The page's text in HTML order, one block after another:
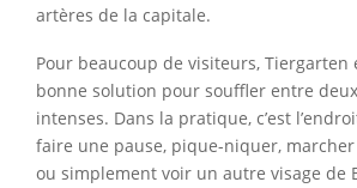
artères de la capitale.
Pour beaucoup de visiteurs, Tiergarten
bonne solution pour souffler entre
intenses. Dans la pratique, c’est
faire une pause, pique-niquer,
ou simplement voir un autre visage de